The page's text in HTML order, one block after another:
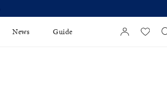
News Guide